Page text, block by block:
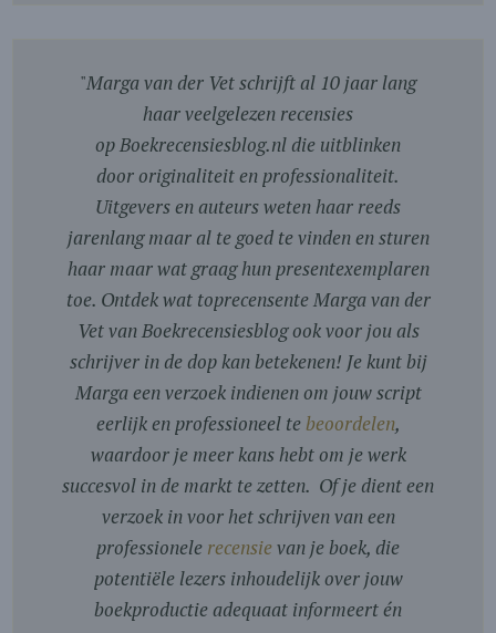
"Marga van der Vet schrijft al 10 jaar lang
haar veelgelezen recensies
op Boekrecensiesblog.nl die uitblinken
door originaliteit en professionaliteit.
Uitgevers en auteurs weten haar reeds
jarenlang maar al te goed te vinden en sturen
haar maar wat graag hun presentexemplaren
toe. Ontdek wat toprecensente Marga van der
Vet van Boekrecensiesblog ook voor jou als
schrijver in de dop kan betekenen! Je kunt bij
Marga een verzoek indienen om jouw script
eerlijk en professioneel te beoordelen,
waardoor je meer kans hebt om je werk
succesvol in de markt te zetten. Of je dient een
verzoek in voor het schrijven van een
professionele recensievan je boek, die
potentiële lezers inhoudelijk over jouw
boekproductie adequaat informeert én